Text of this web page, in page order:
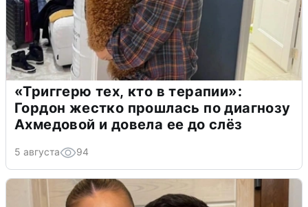
«Триггерю тех, кто в терапии»:
Гордон жестко прошлась по диагнозу
Ахмедовой и довела ее до слёз
5 августа 94